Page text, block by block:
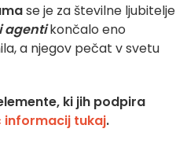
se je za številne ljubitelje
agentikončalo eno
a njegov pečat v svetu
ki jih podpira
informacij tukaj.